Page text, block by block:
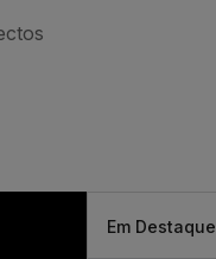
Em Destaque